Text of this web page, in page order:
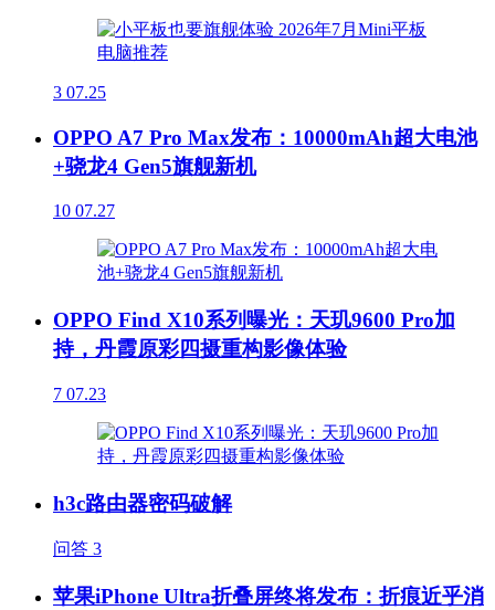
3 07.25
OPPO A7 Pro Max发布：10000mAh超大电池
+骁龙4 Gen5旗舰新机
10 07.27
OPPO Find X10系列曝光：天玑9600 Pro加
持，丹霞原彩四摄重构影像体验
7 07.23
h3c路由器密码破解
问答 3
苹果iPhone Ultra折叠屏终将发布：折痕近乎消